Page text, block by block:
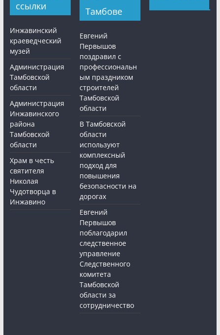
ссылки
Инжавинский
краеведческий
музей
Администрация
Тамбовской
области
Администрация
Инжавинского
района
Тамбовской
области
Храм в честь
святителя
Николая
Чудотворца в
Инжавино
Тамбове
Евгений
Первышов
поздравил с
профессиональн
ым праздником
строителей
Тамбовской
области
В Тамбовской
области
используют
комплексный
подход для
повышения
безопасности на
дорогах
Евгений
Первышов
поблагодарил
следственное
управление
Следственного
комитета
Тамбовской
области за
сотрудничество